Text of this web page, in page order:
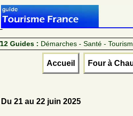
12 Guides : Démarches - Santé -
Accueil Four à
Du 21 au 22 juin 2025